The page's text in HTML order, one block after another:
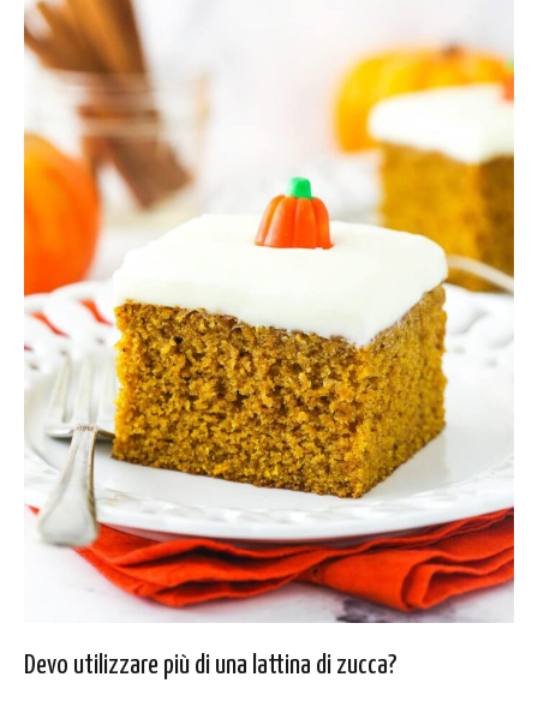
Devo utilizzare più di una lattina di zucca?